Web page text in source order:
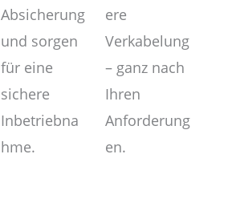
Absicherung
und sorgen
für eine
sichere
Inbetriebna
hme.
ere
Verkabelung
– ganz nach
Ihren
Anforderung
en.